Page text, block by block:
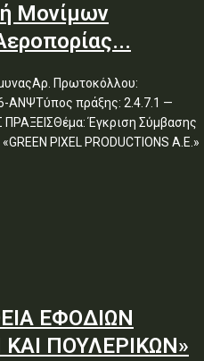
Μονίμων
Πρωτοκόλλου:
ΑΝΨΤύπος πράξης: 2.4.7.1 —
ΠΡΑΞΕΙΣΘέμα: Έγκριση Σύμβασης
PIXEL PRODUCTIONS Α.Ε.»
ΕΦΟΔΙΩΝ
ΠΟΥΛΕΡΙΚΩΝ»